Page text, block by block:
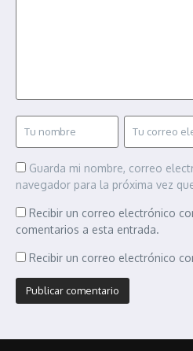
Guarda mi nombre, correo
navegador para la próxima vez
Recibir un correo electrónico
comentarios a esta entrada.
Recibir un correo electrónico